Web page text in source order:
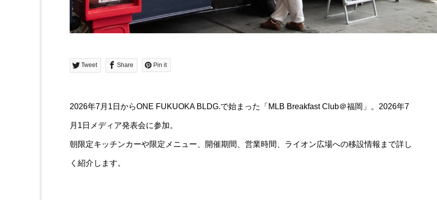
Tweet Share Pin it
2026年7月1日からONE FUKUOKA BLDG.で始まった「MLB Breakfast Club＠福岡」。2026年7
月1日メディア発表会に参加。
朝限定キッチンカーや限定メニュー、開催期間、営業時間、ライオン広場への移設情報まで詳し
く紹介します。